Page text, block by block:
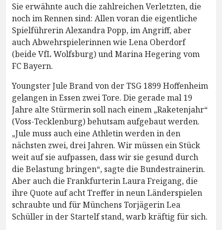
Sie erwähnte auch die zahlreichen Verletzten, die
noch im Rennen sind: Allen voran die eigentliche
Spielführerin Alexandra Popp, im Angriff, aber
auch Abwehrspielerinnen wie Lena Oberdorf
(beide VfL Wolfsburg) und Marina Hegering vom
FC Bayern.
Youngster Jule Brand von der TSG 1899 Hoffenheim
gelangen in Essen zwei Tore. Die gerade mal 19
Jahre alte Stürmerin soll nach einem „Raketenjahr“
(Voss-Tecklenburg) behutsam aufgebaut werden.
„Jule muss auch eine Athletin werden in den
nächsten zwei, drei Jahren. Wir müssen ein Stück
weit auf sie aufpassen, dass wir sie gesund durch
die Belastung bringen“, sagte die Bundestrainerin.
Aber auch die Frankfurterin Laura Freigang, die
ihre Quote auf acht Treffer in neun Länderspielen
schraubte und für Münchens Torjägerin Lea
Schüller in der Startelf stand, warb kräftig für sich.